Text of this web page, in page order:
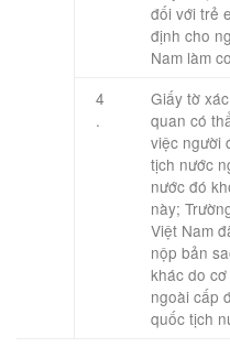
đối với trẻ
định cho
Nam làm
4
.
Giấy tờ
quan có
việc người
tịch nước
nước đó
này;
Việt Nam
nộp bản
khác do
ngoài cấp
quốc tịch